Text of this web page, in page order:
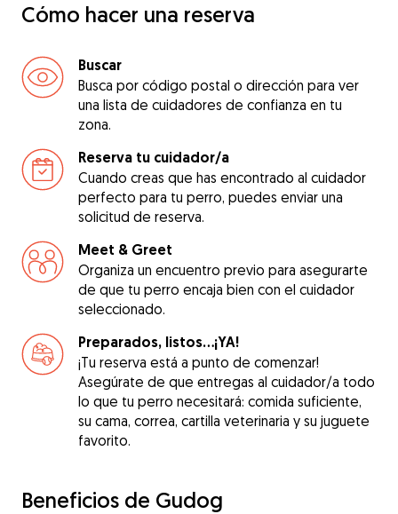
Cómo hacer una reserva
Buscar
Busca por código postal o dirección para ver
una lista de cuidadores de confianza en tu
zona.
Reserva tu cuidador/a
Cuando creas que has encontrado al cuidador
perfecto para tu perro, puedes enviar una
solicitud de reserva.
Meet & Greet
Organiza un encuentro previo para asegurarte
de que tu perro encaja bien con el cuidador
seleccionado.
Preparados, listos...¡YA!
¡Tu reserva está a punto de comenzar!
Asegúrate de que entregas al cuidador/a todo
lo que tu perro necesitará: comida suficiente,
su cama, correa, cartilla veterinaria y su juguete
favorito.
Beneficios de Gudog